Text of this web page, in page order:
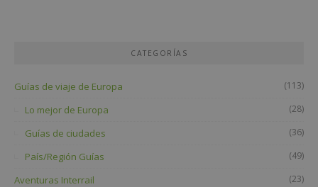
CATEGORÍAS
Guías de viaje de Europa (113)
Lo mejor de Europa (28)
Guías de ciudades (36)
País/Región Guías (49)
Aventuras Interrail (23)